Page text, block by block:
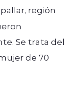
región
Se trata del
de 70